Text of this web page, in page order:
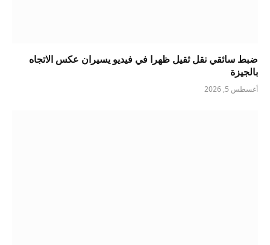
ضبط سائقي نقل ثقيل ظهرا في فيديو يسيران عكس الاتجاه
بالجيزة
أغسطس 5, 2026